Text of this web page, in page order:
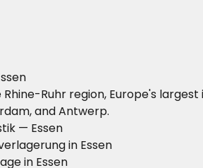
Ruhr region, Europe's
and Antwerp.
— Essen
in Essen
in Essen